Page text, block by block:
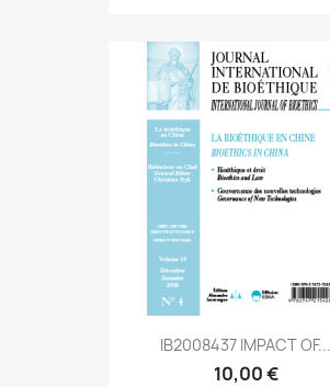
IB2008437 IMPACT OF...
10,00 €